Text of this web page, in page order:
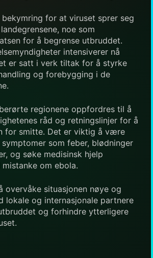
for at viruset sprer seg
noe som
for å begrense utbruddet.
intensiverer nå
er satt i verk tiltak for å styrke
og forebygging i de
regionene oppfordres til å
råd og retningslinjer for å
for smitte. Det er viktig å være
som feber, blødninger
og søke medisinsk hjelp
om ebola.
overvåke situasjonen nøye og
lokale og internasjonale partnere
og forhindre ytterligere